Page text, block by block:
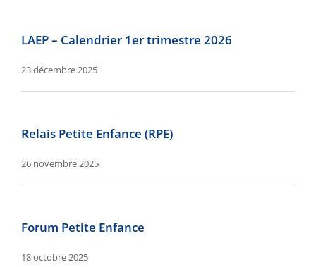
LAEP – Calendrier 1er trimestre 2026
23 décembre 2025
Relais Petite Enfance (RPE)
26 novembre 2025
Forum Petite Enfance
18 octobre 2025